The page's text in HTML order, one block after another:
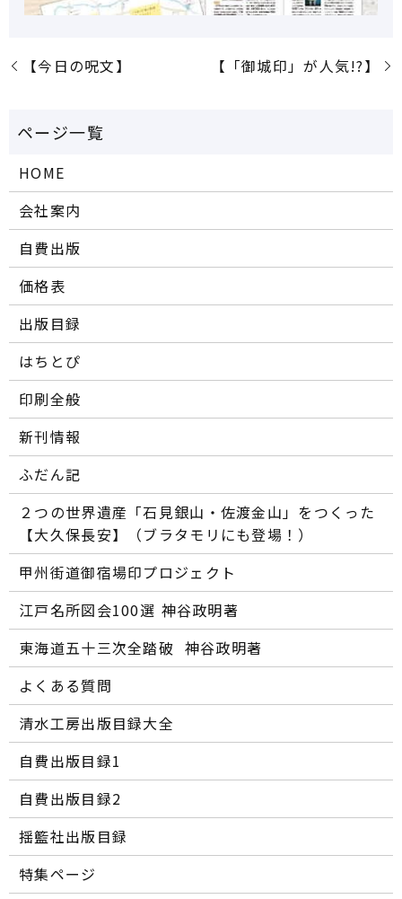
【今日の呪文】 【「御城印」が人気!?】
HOME
会社案内
自費出版
価格表
出版目録
はちとぴ
印刷全般
新刊情報
ふだん記
２つの世界遺産「石見銀山・佐渡金山」をつくった
【大久保長安】（ブラタモリにも登場！）
甲州街道御宿場印プロジェクト
江戸名所図会100選―― 神谷政明著
東海道五十三次全踏破 ―― 神谷政明著
よくある質問
清水工房出版目録大全
自費出版目録1
自費出版目録2
揺籃社出版目録
特集ページ